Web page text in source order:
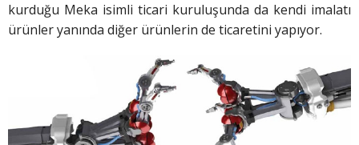
kurduğu Meka isimli ticari kuruluşunda da kendi imalatı
ürünler yanında diğer ürünlerin de ticaretini yapıyor.